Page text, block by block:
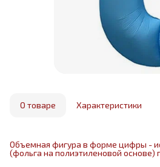
О товаре Характеристики
Объемная фигура в форме цифры -
(фольга на полиэтиленовой основе)